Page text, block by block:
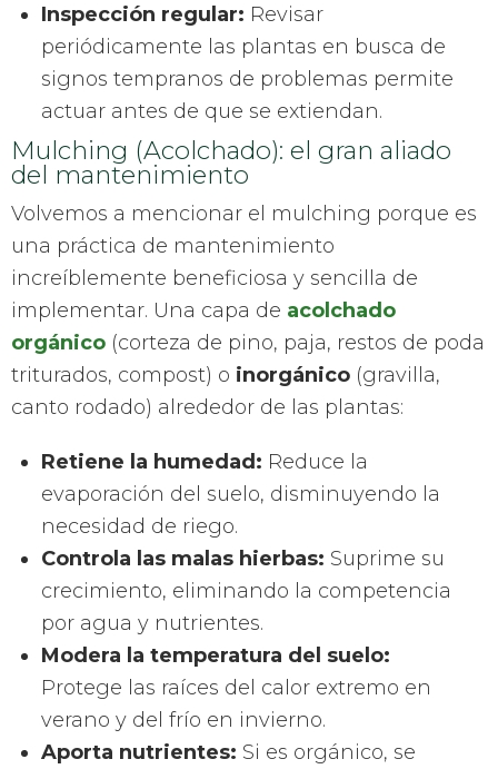
Inspección regular: Revisar
periódicamente las plantas en busca de
signos tempranos de problemas permite
actuar antes de que se extiendan.
Mulching (Acolchado): el gran aliado
del mantenimiento
Volvemos a mencionar el mulching porque es
una práctica de mantenimiento
increíblemente beneficiosa y sencilla de
implementar. Una capa de acolchado
orgánico (corteza de pino, paja, restos de poda
triturados, compost) o inorgánico (gravilla,
canto rodado) alrededor de las plantas:
Retiene la humedad: Reduce la
evaporación del suelo, disminuyendo la
necesidad de riego.
Controla las malas hierbas: Suprime su
crecimiento, eliminando la competencia
por agua y nutrientes.
Modera la temperatura del suelo:
Protege las raíces del calor extremo en
verano y del frío en invierno.
Aporta nutrientes: Si es orgánico, se